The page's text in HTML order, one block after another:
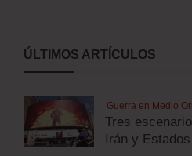
ÚLTIMOS ARTÍCULOS
Guerra en Medio
Tres
Irán y